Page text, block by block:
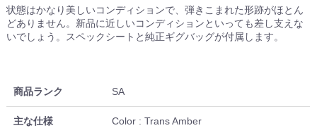
状態はかなり美しいコンディションで、弾きこまれた形跡がほとん
どありません。新品に近しいコンディションといっても差し支えな
いでしょう。スペックシートと純正ギグバッグが付属します。
商品ランク SA
主な仕様
Color : Trans Amber